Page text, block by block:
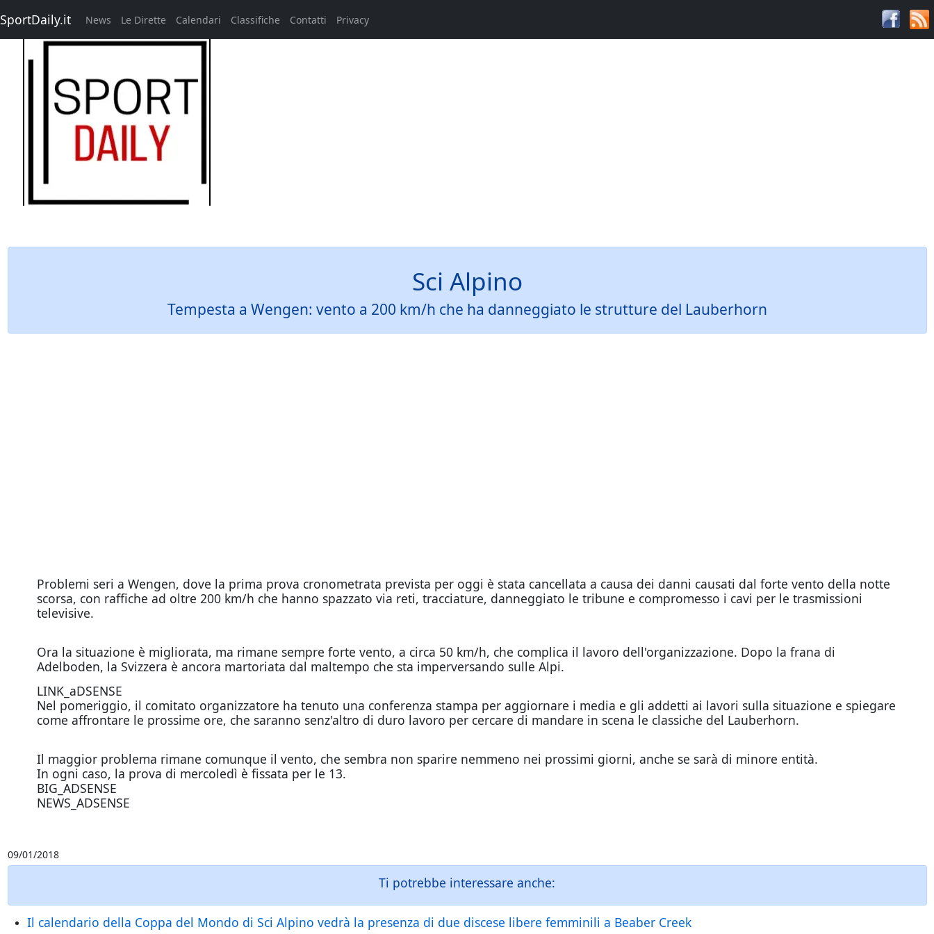
SportDaily.it News Le Dirette Calendari Classifiche Contatti Privacy
Sci Alpino
Tempesta a Wengen: vento a 200 km/h che ha danneggiato le strutture del Lauberhorn
Problemi seri a Wengen, dove la prima prova cronometrata prevista per oggi è stata cancellata a causa dei danni causati dal forte vento della notte
scorsa, con raffiche ad oltre 200 km/h che hanno spazzato via reti, tracciature, danneggiato le tribune e compromesso i cavi per le trasmissioni
televisive.
Ora la situazione è migliorata, ma rimane sempre forte vento, a circa 50 km/h, che complica il lavoro dell'organizzazione. Dopo la frana di
Adelboden, la Svizzera è ancora martoriata dal maltempo che sta imperversando sulle Alpi.
LINK_aDSENSE
Nel pomeriggio, il comitato organizzatore ha tenuto una conferenza stampa per aggiornare i media e gli addetti ai lavori sulla situazione e spiegare
come affrontare le prossime ore, che saranno senz'altro di duro lavoro per cercare di mandare in scena le classiche del Lauberhorn.
Il maggior problema rimane comunque il vento, che sembra non sparire nemmeno nei prossimi giorni, anche se sarà di minore entità.
In ogni caso, la prova di mercoledì è fissata per le 13.
BIG_ADSENSE
NEWS_ADSENSE
09/01/2018
Ti potrebbe interessare anche:
Il calendario della Coppa del Mondo di Sci Alpino vedrà la presenza di due discese libere femminili a Beaber Creek